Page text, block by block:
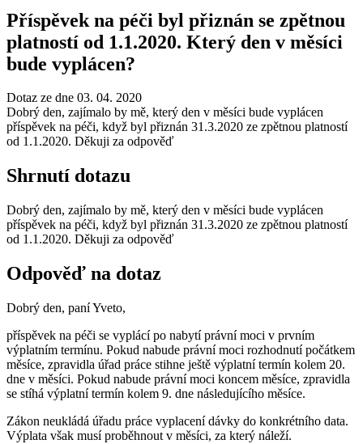
Příspěvek na péči byl přiznán se zpětnou
platností od 1.1.2020. Který den v měsíci
bude vyplácen?
Dotaz ze dne 03. 04. 2020
Dobrý den, zajímalo by mě, který den v měsíci bude vyplácen
příspěvek na péči, když byl přiznán 31.3.2020 ze zpětnou platností
od 1.1.2020. Děkuji za odpověď
Shrnutí dotazu
Dobrý den, zajímalo by mě, který den v měsíci bude vyplácen
příspěvek na péči, když byl přiznán 31.3.2020 ze zpětnou platností
od 1.1.2020. Děkuji za odpověď
Odpověď na dotaz
Dobrý den, paní Yveto,
příspěvek na péči se vyplácí po nabytí právní moci v prvním
výplatním termínu. Pokud nabude právní moci rozhodnutí počátkem
měsíce, zpravidla úřad práce stihne ještě výplatní termín kolem 20.
dne v měsíci. Pokud nabude právní moci koncem měsíce, zpravidla
se stíhá výplatní termín kolem 9. dne následujícího měsíce.
Zákon neukládá úřadu práce vyplacení dávky do konkrétního data.
Výplata však musí proběhnout v měsíci, za který náleží.